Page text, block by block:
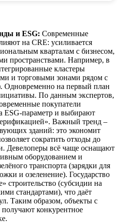
и ESG: Современные
на CRE: усиливается
кварталам с бизнесом,
пространствами. Например, в
кластеры
и торговыми зонами рядом с
Одновременно на первый план
По данным экспертов,
покупатели
ESG-параметр и выбирают
Важный тренд –
зданий: это экономит
сократить отходы до
Девелоперы всё чаще оснащают
оборудованием и
транспорта (зарядки для
и озеленение). Государство
строительство (субсидии на
стандартами), что даёт
Таким образом, объекты с
конкурентное